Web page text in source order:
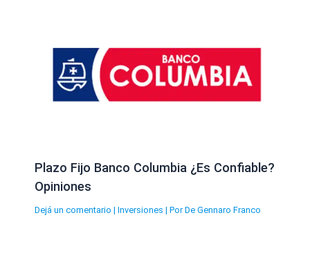
Plazo Fijo Banco Columbia ¿Es Confiable?
Opiniones
Dejá un comentario | Inversiones | Por De Gennaro Franco